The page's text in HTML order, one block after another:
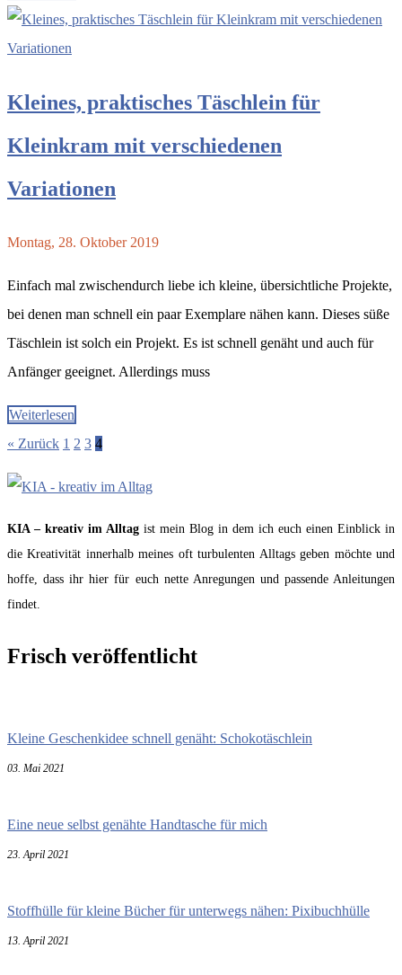
Kleines, praktisches Täschlein für
Kleinkram mit verschiedenen
Variationen
Montag, 28. Oktober 2019
Einfach mal zwischendurch liebe ich kleine, übersichtliche Projekte,
bei denen man schnell ein paar Exemplare nähen kann. Dieses süße
Täschlein ist solch ein Projekt. Es ist schnell genäht und auch für
Anfänger geeignet. Allerdings muss
Weiterlesen
« Zurück 1 2 3 4
KIA – kreativ im Alltag ist mein Blog in dem ich euch einen Einblick in
die Kreativität innerhalb meines oft turbulenten Alltags geben möchte und
hoffe, dass ihr hier für euch nette Anregungen und passende Anleitungen
findet.
Frisch veröffentlicht
Kleine Geschenkidee schnell genäht: Schokotäschlein
03. Mai 2021
Eine neue selbst genähte Handtasche für mich
23. April 2021
Stoffhülle für kleine Bücher für unterwegs nähen: Pixibuchhülle
13. April 2021